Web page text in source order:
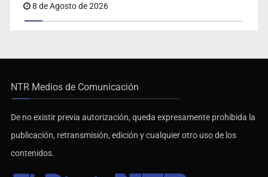
8 de Agosto de 2026
NTR Medios de Comunicación
De no existir previa autorización, queda expresamente prohibida la
publicación, retransmisión, edición y cualquier otro uso de los
contenidos.